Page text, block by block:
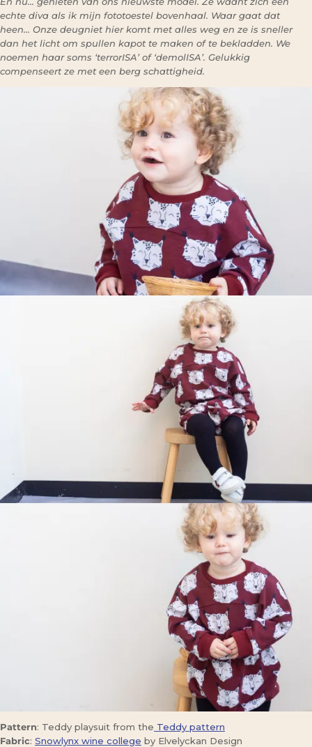
echte diva als ik mijn fototoestel bovenhaal. Waar gaat dat
heen… Onze deugniet hier komt met alles weg en ze is sneller
dan het licht om spullen kapot te maken of te bekladden. We
noemen haar soms ‘terrorISA’ of ‘demolISA’. Gelukkig
compenseert ze met een berg schattigheid.
Pattern: Teddy playsuit from the Teddy pattern
Fabric: Snowlynx wine college by Elvelyckan Design